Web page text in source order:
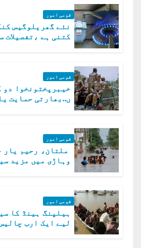
قومی امور
نئے گھریلوگیس
کتنی ہے ،تفصیلات
قومی امور
خیبرپختونخوا دو
ں..بھارتی حمایت
قومی امور
ملتان، رحیم یار
وہاڑی میں مزید
قومی امور
ہیلپنگ ہینڈ کا
لیے ایک ارب